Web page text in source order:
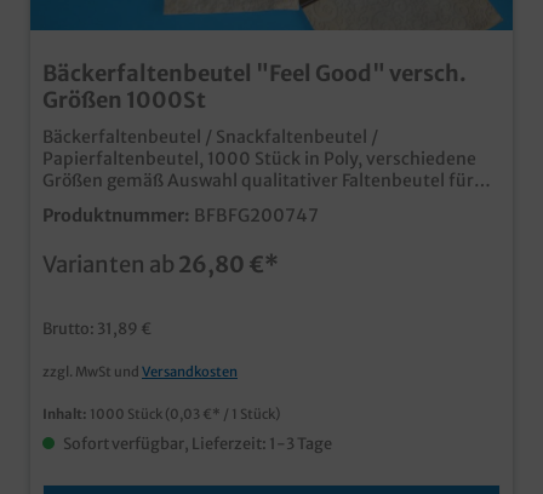
Bäckerfaltenbeutel "Feel Good" versch.
Größen 1000St
Bäckerfaltenbeutel / Snackfaltenbeutel /
Papierfaltenbeutel, 1000 Stück in Poly, verschiedene
Größen gemäß Auswahl qualitativer Faltenbeutel für
den Einsatz in Bäckerei, Backshop oder Imbiss im "Feel
Good" Neutraldesign verschiedene Größen je nach
bedruckbar, für eine Angebotsanfrage wenden Sie sich
Produktnummer: BFBFG200747
Varianten ab 26,80 €*
Brutto: 31,89 €
zzgl. MwSt und Versandkosten
Inhalt: 1000 Stück (0,03 €* / 1 Stück)
Sofort verfügbar, Lieferzeit: 1-3 Tage